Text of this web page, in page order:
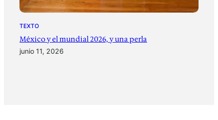
TEXTO
México y el mundial 2026, y una perla
junio 11, 2026